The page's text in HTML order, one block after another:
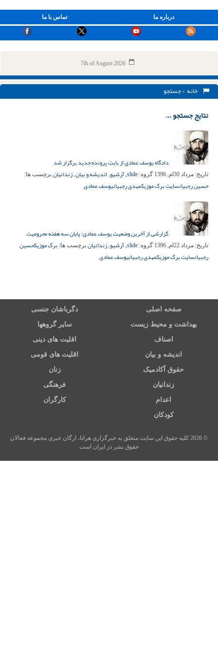
تماس با ما درباره ما
7th of August 2026
خانه > جستجو
نتایج جستجو ...
دادگاه یوسف عمادی از بابت پرونده جدید برگزار شد
تاریخ: مرداد 30ام, 1396 گروه: slide
, آرشیو, اندیشه و بیان, زندانیان برچسب ها:
حسین رجبیانسایت برگ موزیکمهدی رجبیانیوسف عمادی
گزارشی از آخرین وضعیت یوسف عمادی؛ پایان سه هفته محرومیت
تاریخ: مرداد 22ام, 1396 گروه: slide
, آرشیو, زندانیان برچسب ها: برگ موزیکحسین
رجبیانسایت برگ موزیکمهدی رجبیانیوسف عمادی
صفحه اصلی دگرباشان جنسی
بهداشت و محیط زیست سایر گروهها
اصناف اقلیت های دینی
اندیشه و بیان اقلیت های قومی
حقوق آکادمیک زنان
زندانیان فرهنگی
اعدام کارگران
کودکان
© 2026 کلیه حقوق این سایت متعلق به خبرگزاری هرانا، ارگان خبری مجموعه فعالان
حقوق بشر در ایران است